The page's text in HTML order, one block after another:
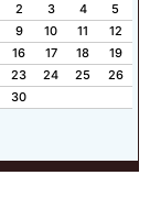
2 3 4
5
9 10 11
12
16 17 18
19
23 24 25
26
30